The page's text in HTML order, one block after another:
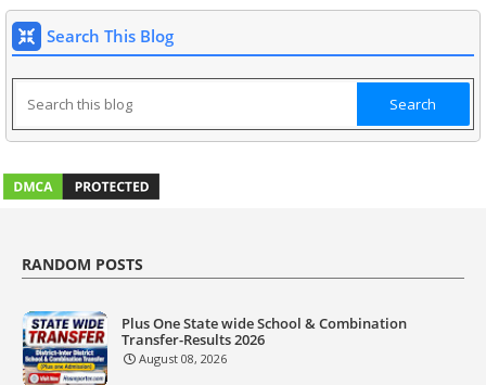
Search This Blog
RANDOM POSTS
Plus One State wide School & Combination
Transfer-Results 2026
August 08, 2026